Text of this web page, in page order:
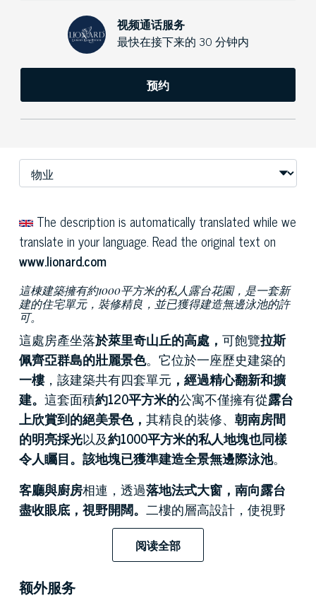
视频通话服务
最快在接下来的 30 分钟内
预约
The description is automatically translated while we
translate in your language. Read the original text on
www.lionard.com
這棟建築擁有約1000平方米的私人露台花園，是一套新
建的住宅單元，裝修精良，並已獲得建造無邊泳池的許
可。
這處房產坐落於萊里奇山丘的高處， 可飽覽拉斯
佩齊亞群島的壯麗景色。它位於一座歷史建築的
一樓，該建築共有四套單元 ，經過精心翻新和擴
建。 這套面積約120平方米的公寓不僅擁有從露台
上欣賞到的絕美景色， 其精良的裝修、 朝南房間
的明亮採光以及約1000平方米的私人地塊也同樣
令人矚目。該地塊已獲準建造全景無邊際泳池。
客廳與廚房相連，透過落地法式大窗，南向露台
盡收眼底，視野開闊。 二樓的層高設計，使視野
更加開闊，減少了視覺阻礙，讓海灣成為起居空
。裸露的白色烤漆橫樑、拼花地板
以及貫穿整個房間的白色飾面，共同營造出明亮
通透、現代感十足的氛圍。
阅读全部
额外服务